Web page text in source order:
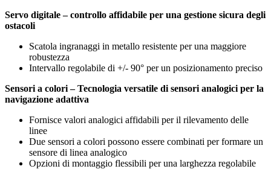
Servo digitale – controllo affidabile per una gestione sicura degli
ostacoli
Scatola ingranaggi in metallo resistente per una maggiore
robustezza
Intervallo regolabile di +/- 90° per un posizionamento preciso
Sensori a colori – Tecnologia versatile di sensori analogici per la
navigazione adattiva
Fornisce valori analogici affidabili per il rilevamento delle
linee
Due sensori a colori possono essere combinati per formare un
sensore di linea analogico
Opzioni di montaggio flessibili per una larghezza regolabile